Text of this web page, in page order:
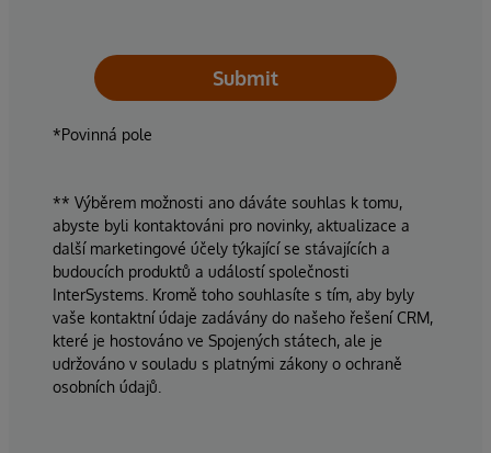
Submit
*Povinná pole
** Výběrem možnosti ano dáváte souhlas k tomu,
abyste byli kontaktováni pro novinky, aktualizace a
další marketingové účely týkající se stávajících a
budoucích produktů a událostí společnosti
InterSystems. Kromě toho souhlasíte s tím, aby byly
vaše kontaktní údaje zadávány do našeho řešení CRM,
které je hostováno ve Spojených státech, ale je
udržováno v souladu s platnými zákony o ochraně
osobních údajů.